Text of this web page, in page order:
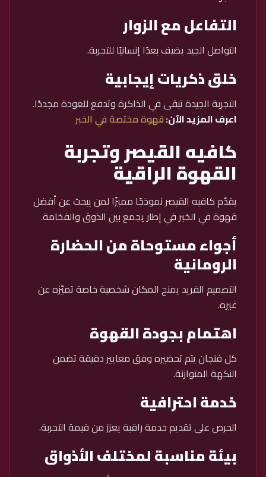
التفاعل مع الزوار
التواصل الجيد يضيف بعدًا إنسانيًا للتجربة.
خلق ذكريات إيجابية
التجربة الجيدة تبقى في الذاكرة وتدفع للعودة مجددًا.
اعرف المزيد الآن:قهوة مختصة في الخبر
كافيه القيصر وتجربة
القهوة الراقية
يقدّم كافيه القيصر نموذجًا مميزًا لمن يبحث عن أفضل
قهوة في الخبر في إطار يجمع بين الذوق والفخامة.
أجواء مستوحاة من الحضارة
الرومانية
التصميم الفريد يمنح المكان شخصية خاصة تميّزه عن
غيره.
اهتمام بجودة القهوة
كل فنجان يتم تحضيره وفق معايير دقيقة تضمن
النكهة المتوازنة.
خدمة احترافية
الحرص على تقديم خدمة راقية يعزز من قيمة التجربة.
بيئة مناسبة لمختلف الأذواق